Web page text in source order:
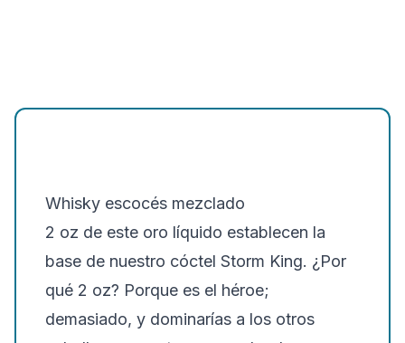
Whisky escocés mezclado
2 oz de este oro líquido establecen la
base de nuestro cóctel Storm King. ¿Por
qué 2 oz? Porque es el héroe;
demasiado, y dominarías a los otros